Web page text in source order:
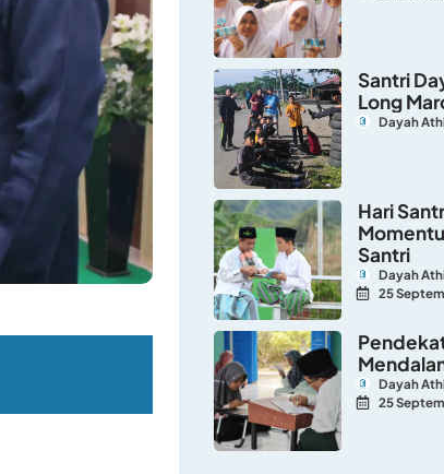
Santri
Long
Dayah
Hari
Santri
Dayah
25
Dayah
25